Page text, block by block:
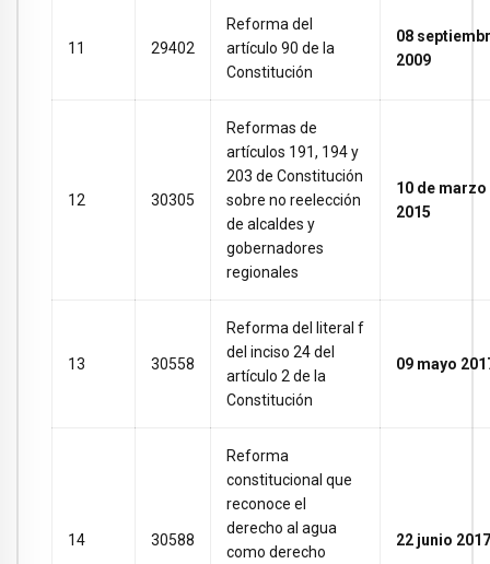
11 29402
Reforma del
artículo 90 de la
Constitución
08
2009
12 30305
Reformas de
artículos 191, 194 y
203 de Constitución
sobre no reelección
de alcaldes y
gobernadores
regionales
10 de marzo
2015
13 30558
Reforma del literal f
del inciso 24 del
artículo 2 de la
Constitución
09 mayo
14 30588
Reforma
constitucional que
reconoce el
derecho al agua
como derecho
22 junio 2017